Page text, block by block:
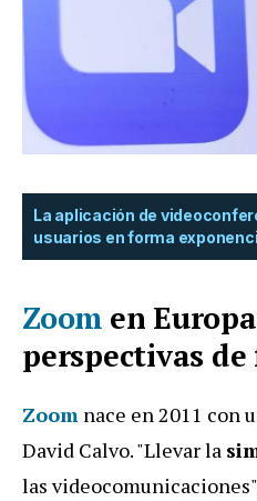
La aplicación de
usuarios en forma
Zoom en
perspectivas
Zoom nace en 2011 con
David Calvo. "Llevar la
las